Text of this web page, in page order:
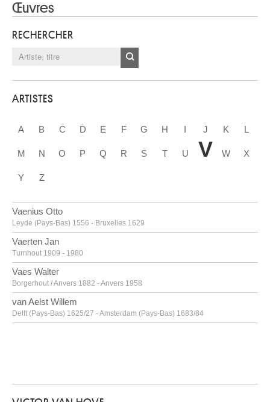
Œuvres
RECHERCHER
ARTISTES
A B C D E F G H I J K L
M N O P Q R S T U V W X
Y Z
Vaenius Otto
Leyde (Pays-Bas) 1556 - Bruxelles 1629
Vaerten Jan
Turnhout 1909 - 1980
Vaes Walter
Borgerhout / Anvers 1882 - Anvers 1958
van Aelst Willem
Delft (Pays-Bas) 1625/27 - Amsterdam (Pays-Bas) 1683/84